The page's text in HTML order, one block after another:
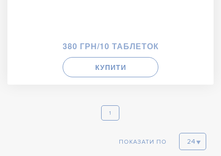
380 ГРН/10 ТАБЛЕТОК
КУПИТИ
1
ПОКАЗАТИ ПО